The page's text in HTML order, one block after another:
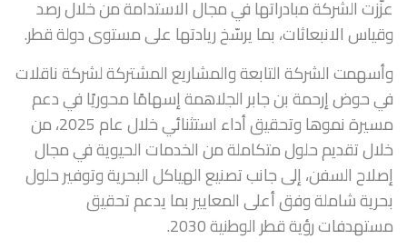
عزّزت الشركة مبادراتها في مجال الاستدامة من خلال رصد
وقياس الانبعاثات، بما يرسّخ ريادتها على مستوى دولة قطر.
وأسهمت الشركة التابعة والمشاريع المشتركة لشركة ناقلات
في حوض إرحمة بن جابر الجلاهمة إسهامًا محوريًا في دعم
مسيرة نموها وتحقيق أداء استثنائي خلال عام 2025، من
خلال تقديم حلول متكاملة من الخدمات الحيوية في مجال
إصلاح السفن، إلى جانب تصنيع الهياكل البحرية وتوفير حلول
بحرية شاملة وفق أعلى المعايير بما يدعم تحقيق
مستهدفات رؤية قطر الوطنية 2030.